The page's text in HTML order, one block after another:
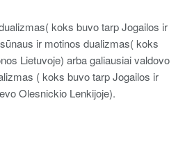
koks buvo tarp Jogailos ir
ir motinos dualizmas( koks
Lietuvoje) arba galiausiai valdovo
( koks buvo tarp Jogailos ir
Olesnickio Lenkijoje).